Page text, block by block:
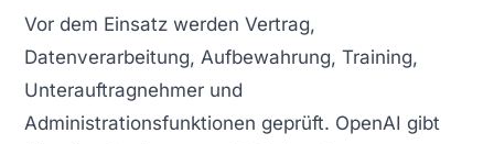
Vor dem Einsatz werden Vertrag,
Datenverarbeitung, Aufbewahrung, Training,
Unterauftragnehmer und
Administrationsfunktionen geprüft. OpenAI gibt